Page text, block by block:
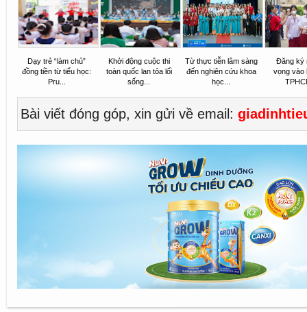
Dạy trẻ “làm chủ”
đồng tiền từ tiểu học:
Pru...
Khởi động cuộc thi
toàn quốc lan tỏa lối
sống...
Từ thực tiễn lâm sàng
đến nghiên cứu khoa
học...
Đăng ký
vọng vào
Bài viết đóng góp, xin gửi về email: